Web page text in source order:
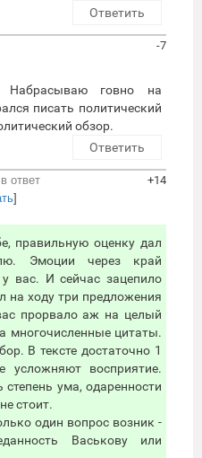
Ответить
-7
говно на
писать политический
обзор.
Ответить
в ответ
]
+14
правильную оценку дал
Эмоции через край
вас. И сейчас зацепило
на ходу три предложения
прорвало аж на целый
многочисленные цитаты.
В тексте достаточно 1
восприятие.
степень ума, одаренности
стоит.
один вопрос возник -
Васькову или